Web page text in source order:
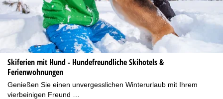
Skiferien mit Hund - Hundefreundliche Skihotels &
Ferienwohnungen
Genießen Sie einen unvergesslichen Winterurlaub mit Ihrem
vierbeinigen Freund …